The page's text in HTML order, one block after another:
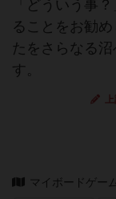
「どういう事
ることをお勧
たをさらなる
す。
マイボードゲー